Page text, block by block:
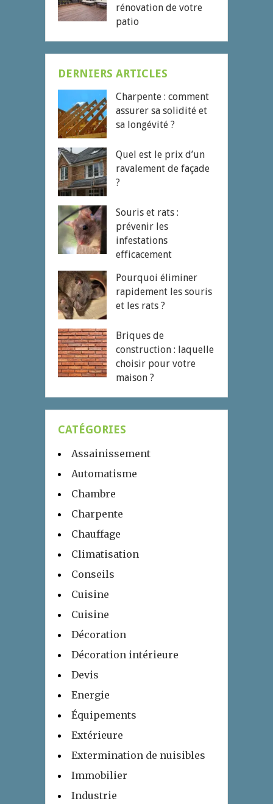
rénovation de votre
patio
DERNIERS ARTICLES
Charpente : comment
assurer sa solidité et
sa longévité ?
Quel est le prix d’un
ravalement de façade
?
Souris et rats :
prévenir les
infestations
efficacement
Pourquoi éliminer
rapidement les souris
et les rats ?
Briques de
construction : laquelle
choisir pour votre
maison ?
CATÉGORIES
Assainissement
Automatisme
Chambre
Charpente
Chauffage
Climatisation
Conseils
Cuisine
Cuisine
Décoration
Décoration intérieure
Devis
Energie
Équipements
Extérieure
Extermination de nuisibles
Immobilier
Industrie